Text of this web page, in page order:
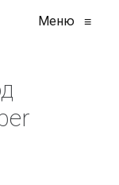
Меню ≡